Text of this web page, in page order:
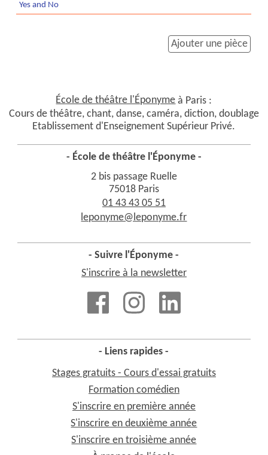
Yes and No
Ajouter une pièce
École de théâtre l'Éponyme à Paris :
Cours de théâtre, chant, danse, caméra, diction, doublage
Etablissement d'Enseignement Supérieur Privé.
- École de théâtre l'Éponyme -
2 bis passage Ruelle
75018 Paris
01 43 43 05 51
leponyme@leponyme.fr
- Suivre l'Éponyme -
S'inscrire à la newsletter
- Liens rapides -
Stages gratuits - Cours d'essai gratuits
Formation comédien
S'inscrire en première année
S'inscrire en deuxième année
S'inscrire en troisième année